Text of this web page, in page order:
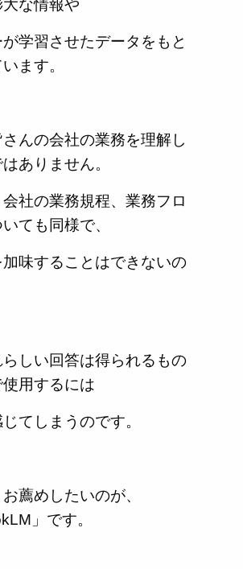
な情報や
学習させたデータをもと
ます。
さんの会社の業務を理解し
ありません。
社の業務規程、業務フロ
ても同様で、
味することはできないの
しい回答は得られるもの
用するには
てしまうのです。
薦めしたいのが、
」です。